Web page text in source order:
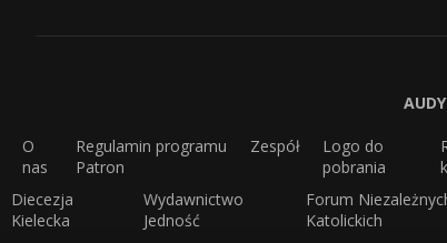
O
nas
Regulamin programu
Patron
Zespół
Logo do
pobrania
Diecezja
Kielecka
Wydawnictwo
Jedność
Forum
Katolickich